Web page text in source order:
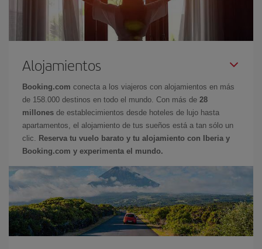
Alojamientos
Booking.com conecta a los viajeros con alojamientos en más
de 158.000 destinos en todo el mundo. Con más de 28
millones de establecimientos desde hoteles de lujo hasta
apartamentos, el alojamiento de tus sueños está a tan sólo un
clic.
Reserva tu vuelo barato y tu alojamiento con Iberia y
Booking.com y experimenta el mundo.